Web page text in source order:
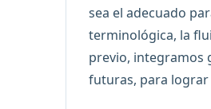
sea el adecuado
terminológica, la
previo, integramos
futuras, para